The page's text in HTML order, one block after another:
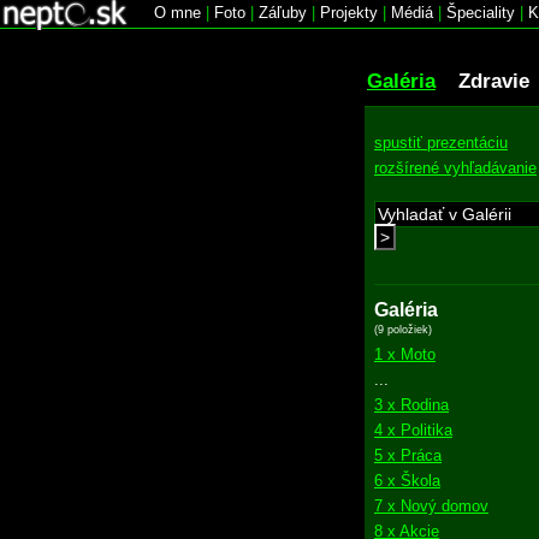
O mne Foto Záľuby Projekty Médiá| Špeciality
Galéria Zdravie
spustiť prezentáciu
rozšírené vyhľadávanie
>
Galéria
(9 položiek)
1 x Moto
3 x Rodina
4 x Politika
5 x Práca
6 x Škola
7 x Nový domov
8 x Akcie